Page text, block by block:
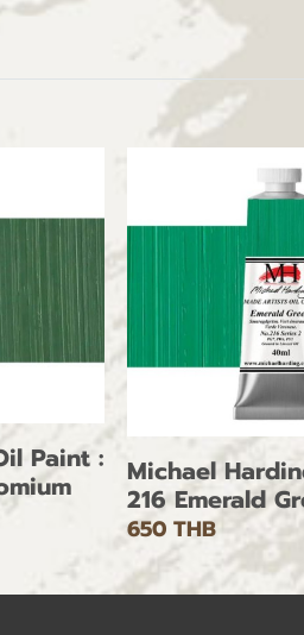
Paint :
Michael
216 Emerald
650 THB